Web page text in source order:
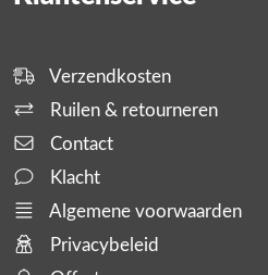
Verzendkosten
Ruilen & retourneren
Contact
Klacht
Algemene voorwaarden
Privacybeleid